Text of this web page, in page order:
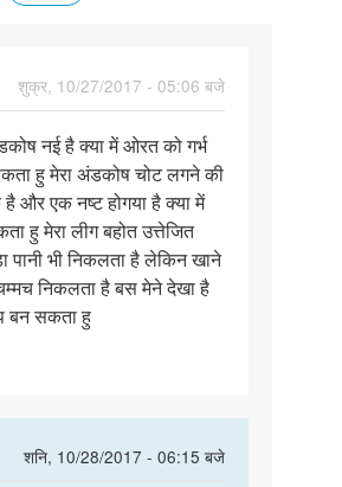
शुक्र, 10/27/2017 - 05:06 बजे
नई है क्या में ओरत को गर्भ
हु मेरा अंडकोष चोट लगने की
और एक नष्ट होगया है क्या में
हु मेरा लीग बहोत उत्तेजित
पानी भी निकलता है लेकिन खाने
निकलता है बस मेने देखा है
बन सकता हु
शनि, 10/28/2017 - 06:15 बजे